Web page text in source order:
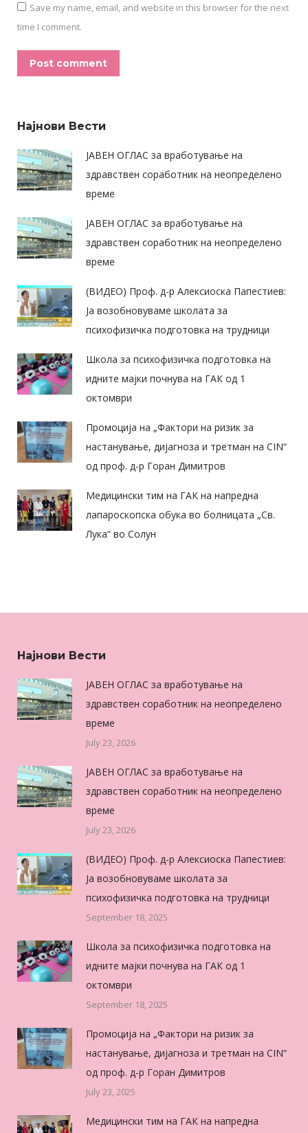
Save my name, email, and website in this browser for the next
time I comment.
Post comment
Најнови Вести
ЈАВЕН ОГЛАС за вработување на
здравствен соработник на неопределено
време
ЈАВЕН ОГЛАС за вработување на
здравствен соработник на неопределено
време
(ВИДЕО) Проф. д-р Алексиоска Папестиев:
Ја возобновуваме школата за
психофизичка подготовка на трудници
Школа за психофизичка подготовка на
идните мајки почнува на ГАК од 1
октомври
Промоција на „Фактори на ризик за
настанување, дијагноза и третман на CIN“
од проф. д-р Горан Димитров
Медицински тим на ГАК на напредна
лапароскопска обука во болницата „Св.
Лука“ во Солун
Најнови Вести
ЈАВЕН ОГЛАС за вработување на
здравствен соработник на неопределено
време
July 23, 2026
ЈАВЕН ОГЛАС за вработување на
здравствен соработник на неопределено
време
July 23, 2026
(ВИДЕО) Проф. д-р Алексиоска Папестиев:
Ја возобновуваме школата за
психофизичка подготовка на трудници
September 18, 2025
Школа за психофизичка подготовка на
идните мајки почнува на ГАК од 1
октомври
September 18, 2025
Промоција на „Фактори на ризик за
настанување, дијагноза и третман на CIN“
од проф. д-р Горан Димитров
July 23, 2025
Медицински тим на ГАК на напредна